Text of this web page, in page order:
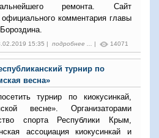
ремонта. Сайт
комментария главы
15:35 | подробнее ... | 14071
турнир по
весна»
турнир по киокусинкай,
весне». Организаторами
спорта Республики Крым,
ассоциация киокусинкай и